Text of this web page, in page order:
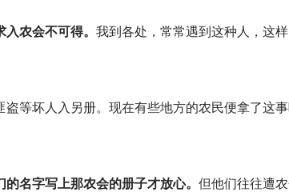
农会不可得。 我到各处，常常遇到这种人，这样
等坏人入另册。现在有些地方的农民便拿了这
名字写上那农会的册子才放心。 但他们往往遭